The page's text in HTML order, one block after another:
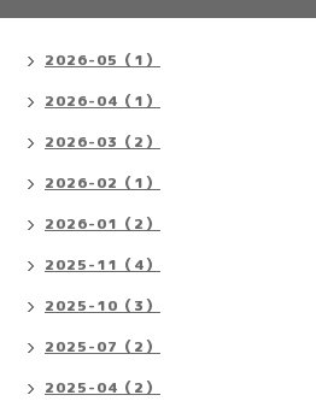
2026-05（1）
2026-04（1）
2026-03（2）
2026-02（1）
2026-01（2）
2025-11（4）
2025-10（3）
2025-07（2）
2025-04（2）